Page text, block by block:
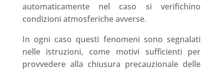
automaticamente nel caso si verifichino
condizioni atmosferiche avverse.
In ogni caso questi fenomeni sono segnalati
nelle istruzioni, come motivi sufficienti per
provvedere alla chiusura precauzionale delle